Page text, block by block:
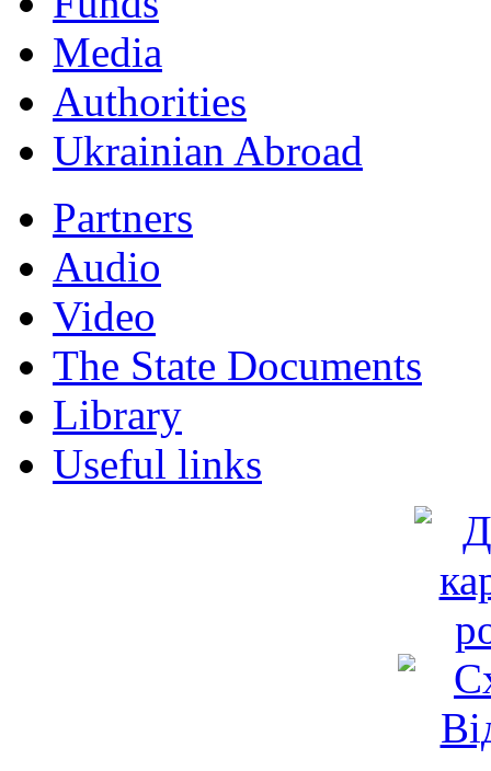
Мedia
Authorities
Ukrainian Abroad
Partners
Audio
Video
The State Documents
Library
Useful links